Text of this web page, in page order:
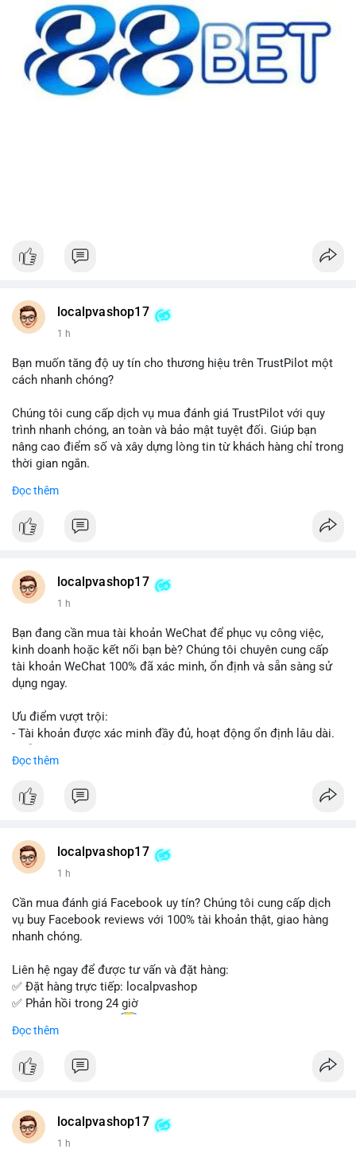
localpvashop17
1 h
Bạn muốn tăng độ uy tín cho thương hiệu trên TrustPilot một
cách nhanh chóng?
Chúng tôi cung cấp dịch vụ mua đánh giá TrustPilot với quy
trình nhanh chóng, an toàn và bảo mật tuyệt đối. Giúp bạn
nâng cao điểm số và xây dựng lòng tin từ khách hàng chỉ trong
thời gian ngắn.
Đặt hàng ngay hôm nay để nhận ưu đãi:
👉 Order tại: localpvashop
👉 Telegram: @localpvashop
👉 Email: localpvashop@gmail.com
Đừng bỏ lỡ cơ hội cải thiện danh tiếng trực tuyến của bạn một
cách hiệu quả!
Đọc thêm
localpvashop17
1 h
Bạn đang cần mua tài khoản WeChat để phục vụ công việc,
kinh doanh hoặc kết nối bạn bè? Chúng tôi chuyên cung cấp
tài khoản WeChat 100% đã xác minh, ổn định và sẵn sàng sử
dụng ngay.
Ưu điểm vượt trội:
- Tài khoản được xác minh đầy đủ, hoạt động ổn định lâu dài.
- Giao dịch an toàn, bảo mật thông tin.
Đặt hàng ngay hôm nay để nhận ưu đãi tốt nhất!
- WhatsApp: +1 (66
215-8938
- Telegram: @localpvashop
Đừng bỏ lỡ cơ hội sở hữu tài khoản WeChat chất lượng với giá
tốt. Liên hệ ngay!
Đọc thêm
localpvashop17
1 h
Cần mua đánh giá Facebook uy tín? Chúng tôi cung cấp dịch
vụ buy Facebook reviews với 100% tài khoản thật, giao hàng
nhanh chóng.
Liên hệ ngay để được tư vấn và đặt hàng:
✅ Đặt hàng trực tiếp: localpvashop
✅ Phản hồi trong 24 giờ
✅ WhatsApp: +1 (66
✅ Telegram: @localpvashop
✅ Email: localpvashop@gmail.com
Đọc thêm
localpvashop17
1 h